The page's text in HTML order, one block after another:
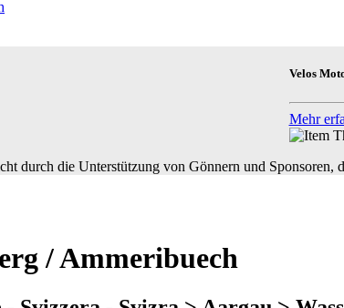
Velos
Mehr
durch die Unterstützung von Gönnern und
/ Ammeribuech